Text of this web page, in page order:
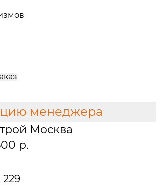
менеджера
Москва
р.